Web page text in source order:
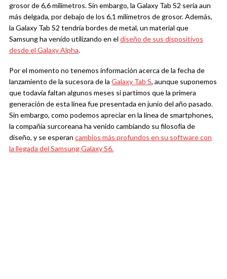
grosor de 6,6 milímetros. Sin embargo, la Galaxy Tab S2 sería aun
más delgada, por debajo de los 6,1 milímetros de grosor. Además,
la Galaxy Tab S2 tendría bordes de metal, un material que
Samsung ha venido utilizando en el diseño de sus dispositivos
desde el Galaxy Alpha.
Por el momento no tenemos información acerca de la fecha de
lanzamiento de la sucesora de la Galaxy Tab S, aunque suponemos
que todavía faltan algunos meses si partimos que la primera
generación de esta línea fue presentada en junio del año pasado.
Sin embargo, como podemos apreciar en la línea de smartphones,
la compañía surcoreana ha venido cambiando su filosofía de
diseño, y se esperan cambios más profundos en su software con
la llegada del Samsung Galaxy S6.